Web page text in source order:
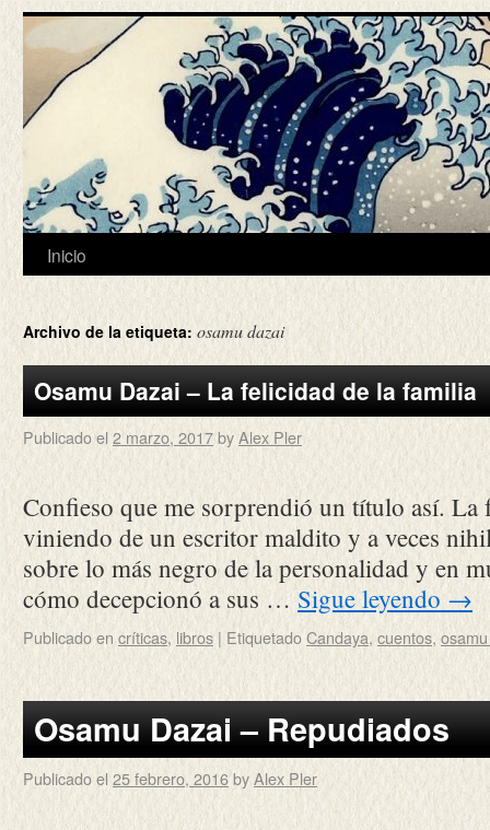
Inicio
Archivo de la etiqueta: osamu dazai
Osamu Dazai – La felicidad de la familia
Publicado el2 marzo, 2017byAlex Pler
Confieso que me sorprendió un título así. La
viniendo de un escritor maldito y a veces
sobre lo más negro de la personalidad y en
cómo decepcionó a sus … Sigue leyendo→
Publicado en críticas, libros | EtiquetadoCandaya, cuentos,
Osamu Dazai – Repudiados
Publicado el 25 febrero, 2016byAlex Pler